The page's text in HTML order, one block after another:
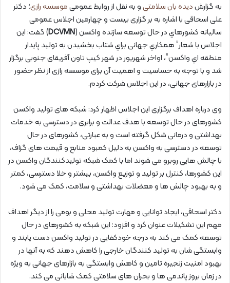
به گزارشدیده بان سلامتیو به نقل از روابط عمومیموسسه رازی؛ دکتر
علی اسحاقی با اشاره به بر گزاری بيست و چهارمين اجلاس عمومی
ساليانه كشورهاي در حال توسعه سازنده واكسن (DCVMN) گفت: این
اجلاس با شعار” همکاري جهانی براي شتاب بخشیدن به تولید پایدار
منطقه اي واكسن”، اواخر شهریور در شهر کیپ تاون آفریقای جنوبی برگزار
شد و با توجه به حساسیت و اهمیت آن برای موسسه رازی از نظر حضور
در بازارهای جهانی، در این اجلاس شرکت کردم.
وی درباره اهداف برگزاری این اجلاس اظهار کرد: شبکه های تولید واکسن
کشورهای در حال توسعه با هدف عدالت و برابری در دسترسی به خدمات
بهداشتی و درمانی شکل گرفته است و به عبارتی، کشورهای در حال
توسعه در دسترسی به واکسن به دلیل کمبود منابع و قیمت های گزاف،
با چالش هایی روبرو می شوند اما با کمک شبکه تولیدکنندگان واکسن در
این کشورها، کنترل بر تولید و توزیع واکسن، بیشتر و خلا دسترسی، کمتر
و به بهبود چالش ها و معضلات بهداشتی و سلامت، کمک می شود.
دکتر اسحاقی، ایجاد توانایی و مهارت تولید محلی و بومی را از دیگر اهداف
مهم این تشکیلات عنوان کرد و افزود: این شبکه به کشورهای در حال
توسعه کمک می کند به درجه خودکفایی در تولید واکسن دست یابند و
وابستگی شان به تولید کنندگان خارجی را کاهش دهند که به آنها در
بهبود امنیت زنجیره تامین و کاهش وابستگی به بازارهای جهانی به ویژه
در زمان بروز پاندمی ها و بحران های سلامتی کمک شایانی می کند.